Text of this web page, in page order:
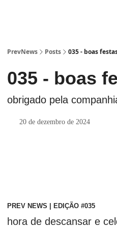
PrevNews Posts 035 - boas
035 - boas
obrigado pela
20 de dezembro de 2024
PREV NEWS | EDIÇÃO #035
hora de descansar e